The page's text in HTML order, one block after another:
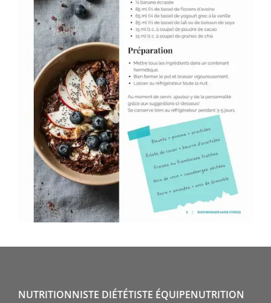
NUTRITIONNISTE DIÉTÉTISTE ÉQUIPENUTRITION